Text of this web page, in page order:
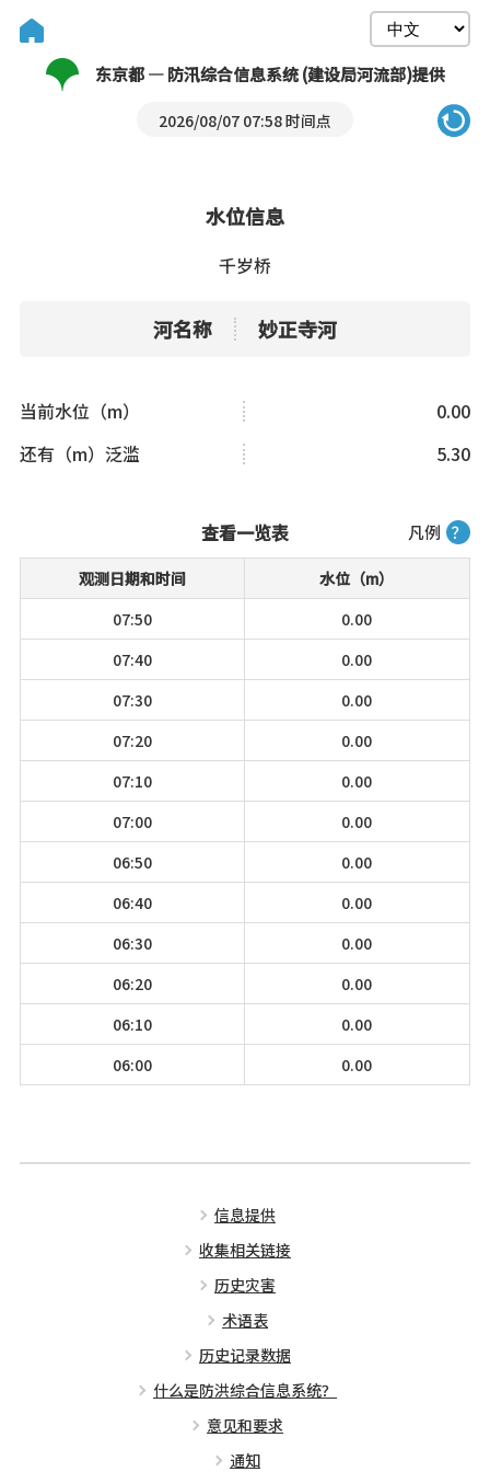
东京都 — 防汛综合信息系统 (建设局河流部)提供
2026/08/07 07:58 时间点
水位信息
千岁桥
河名称 妙正寺河
当前水位（m）
0.00
还有（m）泛滥
5.30
凡例 ？
查看一览表
观测日期和时间
水位（m）
07:50
0.00
07:40
0.00
07:30
0.00
07:20
0.00
07:10
0.00
07:00
0.00
06:50
0.00
06:40
0.00
06:30
0.00
06:20
0.00
06:10
0.00
06:00
0.00
信息提供
收集相关链接
历史灾害
术语表
历史记录数据
什么是防洪综合信息系统？
意见和要求
通知